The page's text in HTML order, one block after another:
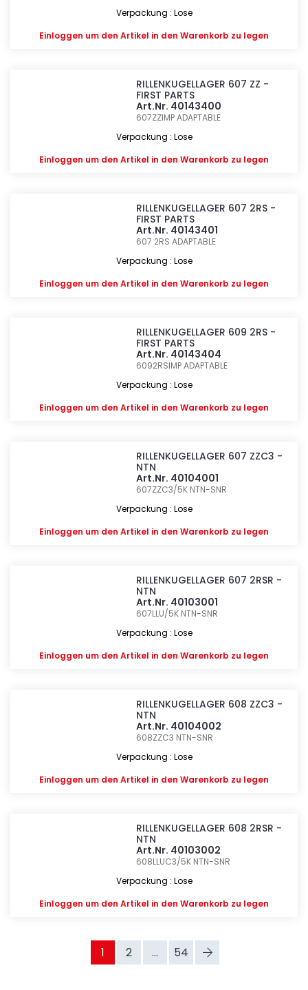
Verpackung : Lose
Einloggen um den Artikel in den Warenkorb zu legen
RILLENKUGELLAGER 607 ZZ -
FIRST PARTS
Art.Nr. 40143400
607ZZIMPADAPTABLE
Verpackung : Lose
Einloggen um den Artikel in den Warenkorb zu legen
RILLENKUGELLAGER 607 2RS -
FIRST PARTS
Art.Nr. 40143401
607 2RSADAPTABLE
Verpackung : Lose
Einloggen um den Artikel in den Warenkorb zu legen
RILLENKUGELLAGER 609 2RS -
FIRST PARTS
Art.Nr. 40143404
6092RSIMPADAPTABLE
Verpackung : Lose
Einloggen um den Artikel in den Warenkorb zu legen
RILLENKUGELLAGER 607 ZZC3 -
NTN
Art.Nr. 40104001
607ZZC3/5K NTN-SNR
Verpackung : Lose
Einloggen um den Artikel in den Warenkorb zu legen
RILLENKUGELLAGER 607 2RSR -
NTN
Art.Nr. 40103001
607LLU/5K NTN-SNR
Verpackung : Lose
Einloggen um den Artikel in den Warenkorb zu legen
RILLENKUGELLAGER 608 ZZC3 -
NTN
Art.Nr. 40104002
608ZZC3 NTN-SNR
Verpackung : Lose
Einloggen um den Artikel in den Warenkorb zu legen
RILLENKUGELLAGER 608 2RSR -
NTN
Art.Nr. 40103002
608LLUC3/5K NTN-SNR
Verpackung : Lose
Einloggen um den Artikel in den Warenkorb zu legen
1 2 ... 54